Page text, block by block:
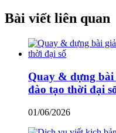
Bài viết liên quan
Quay & dựng
đào tạo thời đại
01/06/2026